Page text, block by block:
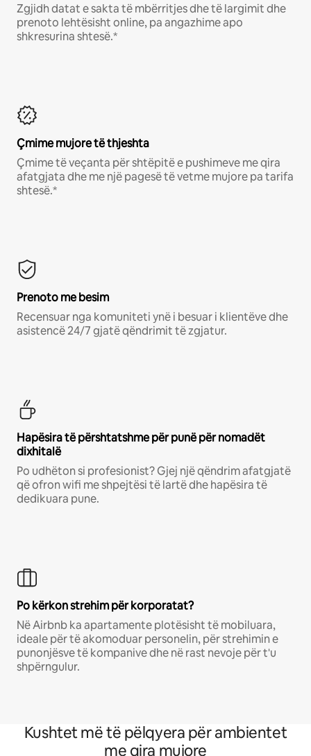
Zgjidh datat e sakta të mbërritjes dhe të largimit dhe
prenoto lehtësisht online, pa angazhime apo
shkresurina shtesë.*
Çmime mujore të thjeshta
Çmime të veçanta për shtëpitë e pushimeve me qira
afatgjata dhe me një pagesë të vetme mujore pa tarifa
shtesë.*
Prenoto me besim
Recensuar nga komuniteti ynë i besuar i klientëve dhe
asistencë 24/7 gjatë qëndrimit të zgjatur.
Hapësira të përshtatshme për punë për nomadët
dixhitalë
Po udhëton si profesionist? Gjej një qëndrim afatgjatë
që ofron wifi me shpejtësi të lartë dhe hapësira të
dedikuara pune.
Po kërkon strehim për korporatat?
Në Airbnb ka apartamente plotësisht të mobiluara,
ideale për të akomoduar personelin, për strehimin e
punonjësve të kompanive dhe në rast nevoje për t'u
shpërngulur.
Kushtet më të pëlqyera për ambientet
me qira mujore